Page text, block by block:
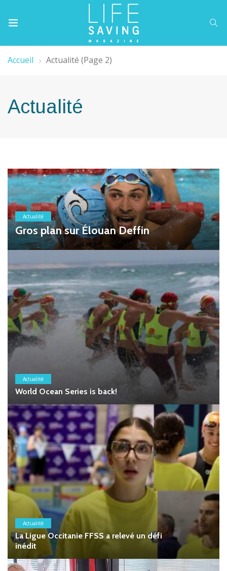
Accueil Actualité (Page 2)
Actualité
Actualité
Gros plan sur Élouan Deffin
Actualité
World Ocean Series is back!
Actualité
La Ligue Occitanie FFSS a relevé un défi
inédit